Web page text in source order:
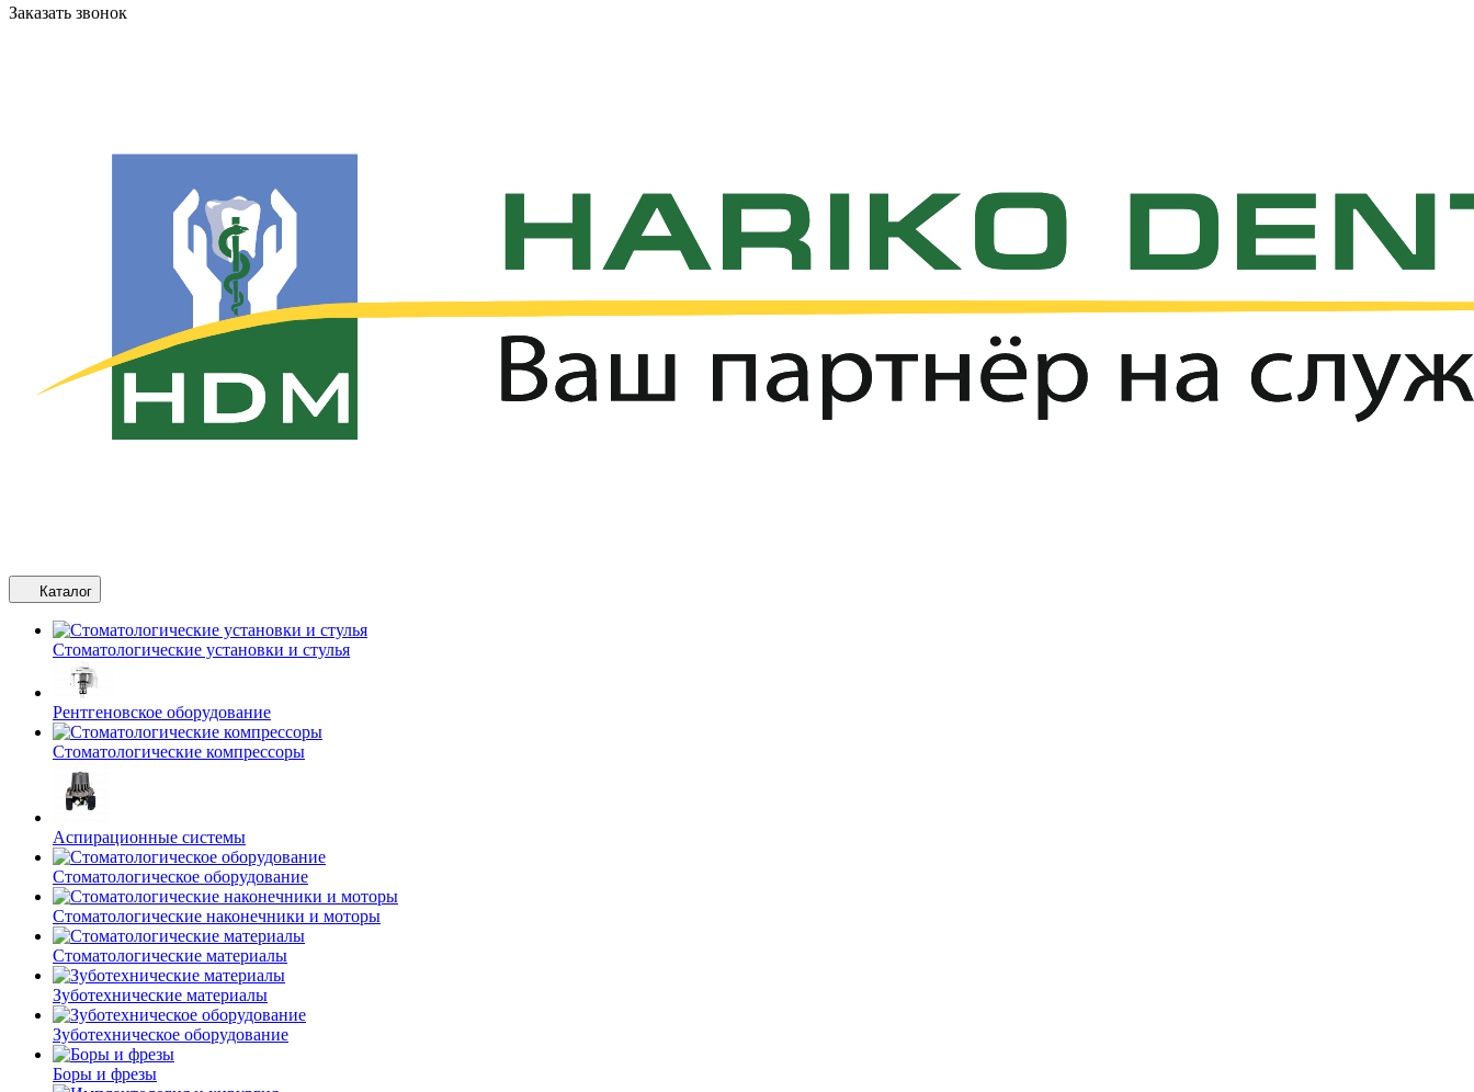
Заказать звонок
Каталог
Стоматологические установки и стулья
Рентгеновское оборудование
Стоматологические компрессоры
Аспирационные системы
Стоматологическое оборудование
Стоматологические наконечники и моторы
Стоматологические материалы
Зуботехнические материалы
Зуботехническое оборудование
Боры и фрезы